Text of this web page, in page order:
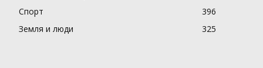
Спорт
396
Земля и люди
325